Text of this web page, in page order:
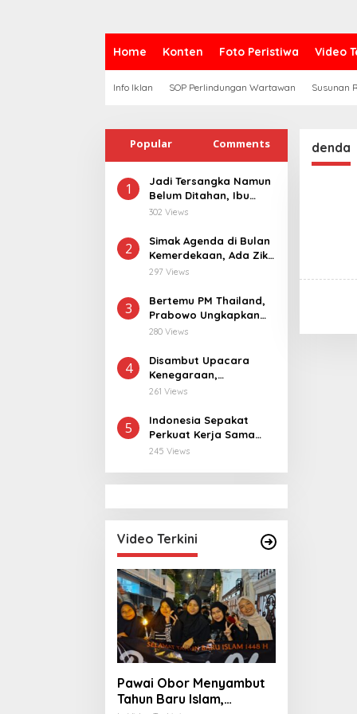
Home Konten Foto Peristiwa Video
Info Iklan SOP Perlindungan Wartawan Susunan
Popular Comments
1
Jadi Tersangka Namun
Belum Ditahan, Ibu
Korban di Pekalongan
Keseriusan Polisi
Tangani Kasus
Rudapksa Sampai
302 Views
2
Simak Agenda di Bulan
Kemerdekaan, Ada Zikir
Bersama Hingga
297 Views
3
Bertemu PM Thailand,
Prabowo Ungkapkan
Duka Cita kepada Putri
Tahun ke Raja Thailand
280 Views
4
Disambut Upacara
Kenegaraan,
Kunjungan PM Anutin
Hubungan Indonesia-
Thailand
261 Views
5
Indonesia Sepakat
Perkuat Kerja Sama
dengan Thailand, dari
245 Views
Video Terkini
Pawai Obor Menyambut
Tahun Baru Islam,
denda